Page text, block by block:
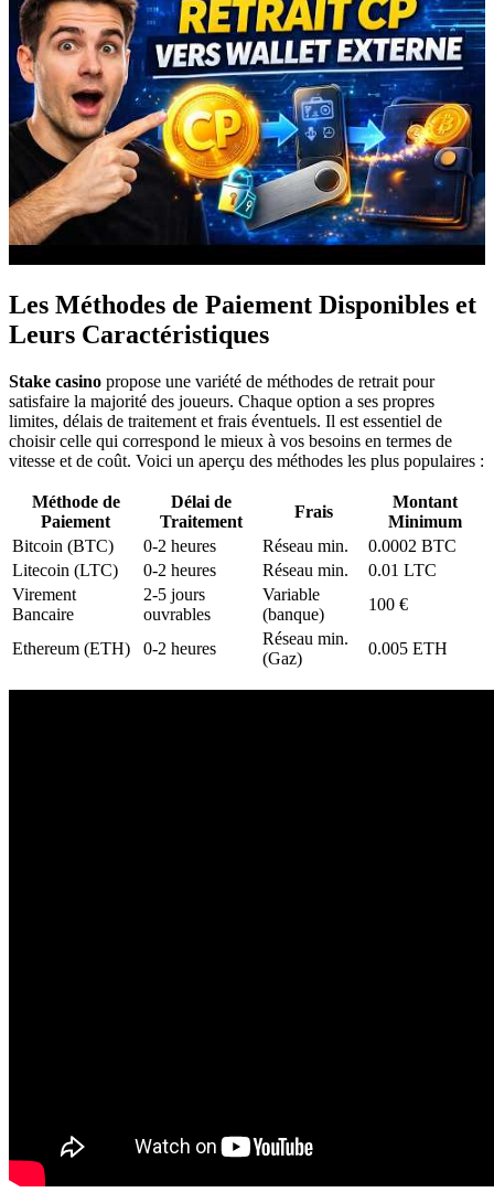
Les Méthodes de Paiement Disponibles et
Leurs Caractéristiques
Stake casino propose une variété de méthodes de retrait pour
satisfaire la majorité des joueurs. Chaque option a ses propres
limites, délais de traitement et frais éventuels. Il est essentiel de
choisir celle qui correspond le mieux à vos besoins en termes de
vitesse et de coût. Voici un aperçu des méthodes les plus populaires :
Méthode de
Paiement
Délai de
Traitement
Frais
Montant
Minimum
Bitcoin (BTC)
0-2 heures Réseau min.
0.0002 BTC
Litecoin (LTC)
0-2 heures Réseau min.
0.01 LTC
Virement
Bancaire
2-5 jours
ouvrables
Variable
(banque)
100 €
Ethereum (ETH) 0-2 heures
Réseau min.
(Gaz)
0.005 ETH